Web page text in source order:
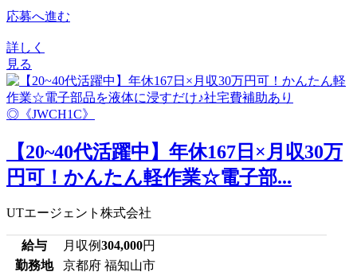
応募へ進む
詳しく
見る
【20~40代活躍中】年休167日×月収30万
円可！かんたん軽作業☆電子部...
UTエージェント株式会社
給与 月収例304,000円
勤務地
京都府 福知山市